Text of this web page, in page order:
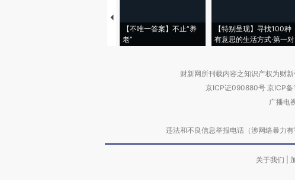
【不唯一答案】不止“养
老”
【特别呈现】寻找100种
有意思的生活方式·第一对
财新网所刊载内容之知识产权为财
京ICP证090880号 京ICP
广播电
违法和不良信息举报电话（涉网络暴
关于我们